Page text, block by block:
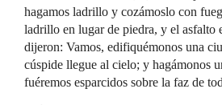
hagamos ladrillo y cozámoslo con
ladrillo en lugar de piedra, y el asfalto
dijeron: Vamos, edifiquémonos una
cúspide llegue al cielo; y hagámonos
fuéremos esparcidos sobre la faz de